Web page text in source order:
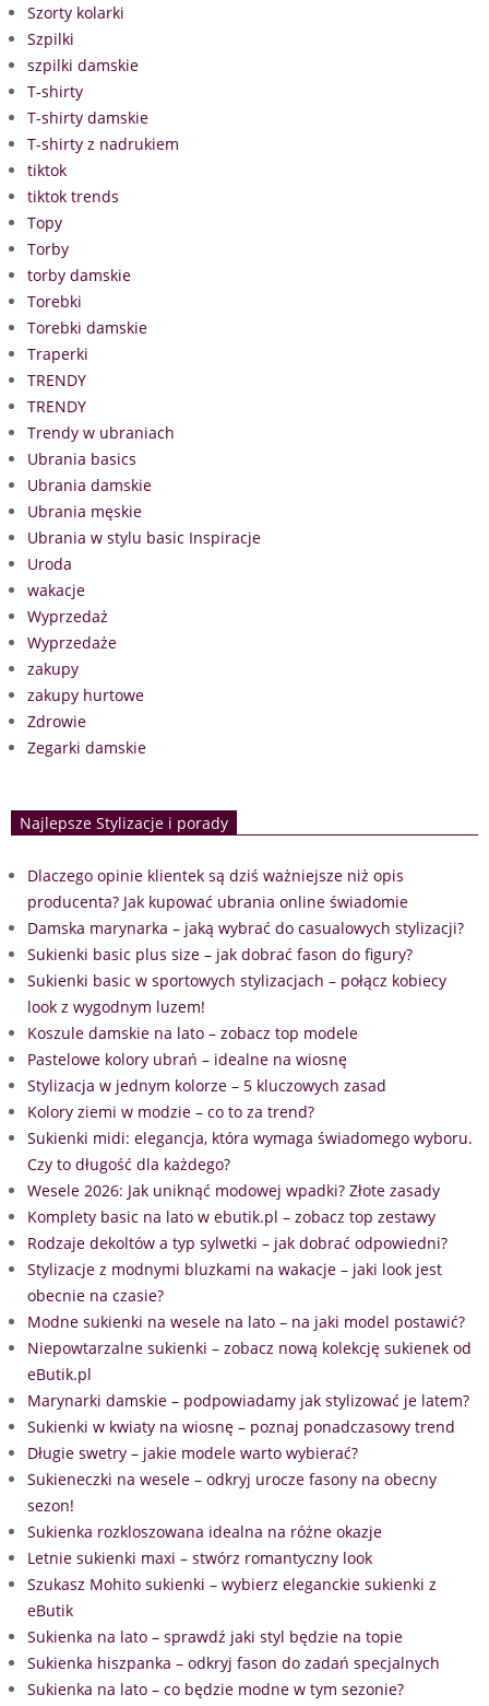
Szorty kolarki
Szpilki
szpilki damskie
T-shirty
T-shirty damskie
T-shirty z nadrukiem
tiktok
tiktok trends
Topy
Torby
torby damskie
Torebki
Torebki damskie
Traperki
TRENDY
TRENDY
Trendy w ubraniach
Ubrania basics
Ubrania damskie
Ubrania męskie
Ubrania w stylu basic Inspiracje
Uroda
wakacje
Wyprzedaż
Wyprzedaże
zakupy
zakupy hurtowe
Zdrowie
Zegarki damskie
Najlepsze Stylizacje i porady
Dlaczego opinie klientek są dziś ważniejsze niż opis
producenta? Jak kupować ubrania online świadomie
Damska marynarka – jaką wybrać do casualowych stylizacji?
Sukienki basic plus size – jak dobrać fason do figury?
Sukienki basic w sportowych stylizacjach – połącz kobiecy
look z wygodnym luzem!
Koszule damskie na lato – zobacz top modele
Pastelowe kolory ubrań – idealne na wiosnę
Stylizacja w jednym kolorze – 5 kluczowych zasad
Kolory ziemi w modzie – co to za trend?
Sukienki midi: elegancja, która wymaga świadomego wyboru.
Czy to długość dla każdego?
Wesele 2026: Jak uniknąć modowej wpadki? Złote zasady
Komplety basic na lato w ebutik.pl – zobacz top zestawy
Rodzaje dekoltów a typ sylwetki – jak dobrać odpowiedni?
Stylizacje z modnymi bluzkami na wakacje – jaki look jest
obecnie na czasie?
Modne sukienki na wesele na lato – na jaki model postawić?
Niepowtarzalne sukienki – zobacz nową kolekcję sukienek od
eButik.pl
Marynarki damskie – podpowiadamy jak stylizować je latem?
Sukienki w kwiaty na wiosnę – poznaj ponadczasowy trend
Długie swetry – jakie modele warto wybierać?
Sukieneczki na wesele – odkryj urocze fasony na obecny
sezon!
Sukienka rozkloszowana idealna na różne okazje
Letnie sukienki maxi – stwórz romantyczny look
Szukasz Mohito sukienki – wybierz eleganckie sukienki z
eButik
Sukienka na lato – sprawdź jaki styl będzie na topie
Sukienka hiszpanka – odkryj fason do zadań specjalnych
Sukienka na lato – co będzie modne w tym sezonie?